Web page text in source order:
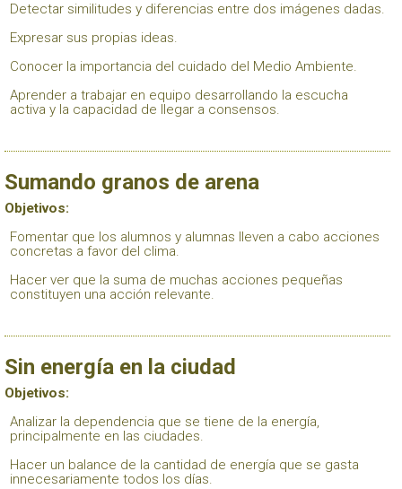
Detectar similitudes y diferencias entre dos imágenes dadas.
Expresar sus propias ideas.
Conocer la importancia del cuidado del Medio Ambiente.
Aprender a trabajar en equipo desarrollando la escucha
activa y la capacidad de llegar a consensos.
Sumando granos de arena
Objetivos:
Fomentar que los alumnos y alumnas lleven a cabo acciones
concretas a favor del clima.
Hacer ver que la suma de muchas acciones pequeñas
constituyen una acción relevante.
Sin energía en la ciudad
Objetivos:
Analizar la dependencia que se tiene de la energía,
principalmente en las ciudades.
Hacer un balance de la cantidad de energía que se gasta
innecesariamente todos los días.